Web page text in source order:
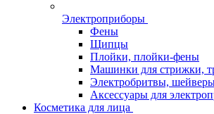
Электроприборы
Фены
Щипцы
Плойки, плойки-фены
Машинки для стрижки,
Электробритвы,
Аксессуары для
Косметика для лица